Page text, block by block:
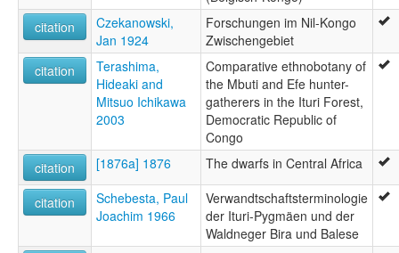
citation
Czekanowski,
Jan 1924
Forschungen im Nil-Kongo
Zwischengebiet
citation
Terashima,
Hideaki and
Mitsuo Ichikawa
2003
Comparative ethnobotany of
the Mbuti and Efe hunter-
gatherers in the Ituri Forest,
Democratic Republic of
Congo
citation
[1876a] 1876 The dwarfs in Central Africa
citation
Schebesta, Paul
Joachim 1966
Verwandtschaftsterminologie
der Ituri-Pygmäen und der
Waldneger Bira und Balese